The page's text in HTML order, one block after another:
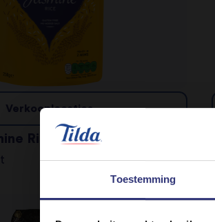
Toestemming
Verkooplocaties
Rice